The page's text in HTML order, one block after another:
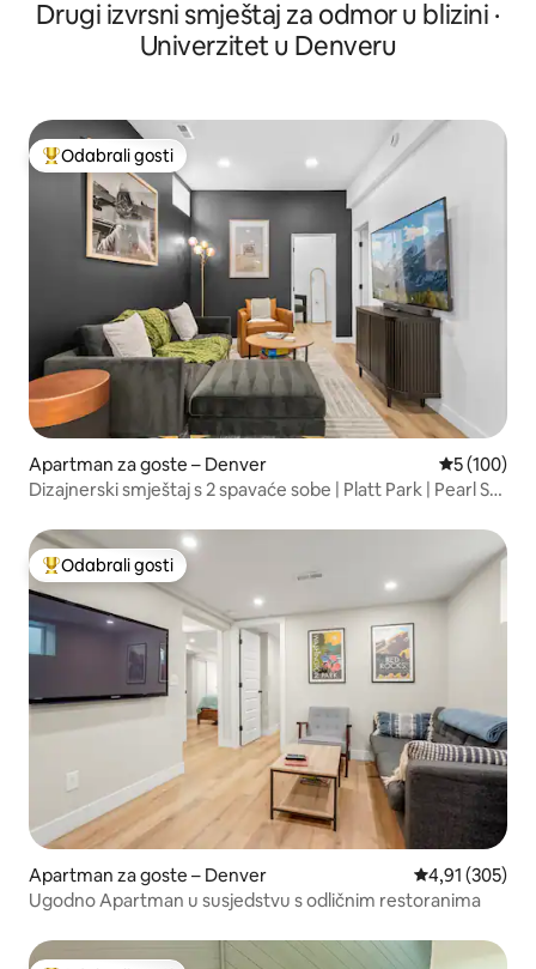
Drugi izvrsni smještaj za odmor u blizini ·
Univerzitet u Denveru
Među najviše rangiranima s oznakom „Odabrali gosti”
Odabrali gosti
Apartman za goste – Denver Prosječna
5 (100)
Dizajnerski smještaj s 2 spavaće sobe | Platt Park | Pearl St
Među najviše rangiranima s oznakom „Odabrali gosti”
Odabrali gosti
Apartman za goste – Denver Prosječna
4,91 (305)
Ugodno Apartman u susjedstvu s odličnim restoranima